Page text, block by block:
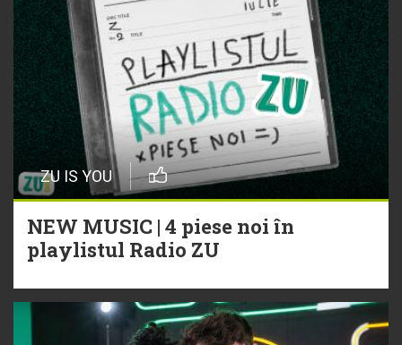
ZU IS YOU
NEW MUSIC | 4 piese noi în
playlistul Radio ZU